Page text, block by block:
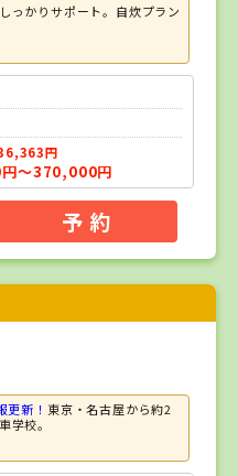
っかりサポート。自炊プラン
円
～370,000円
予 約
更新！ 東京・名古屋から約2
学校。